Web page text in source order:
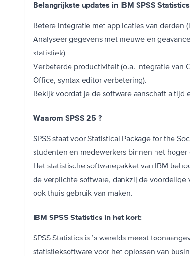
Belangrijkste updates in IBM SPSS
Betere integratie met applicaties van derden
Analyseer gegevens met nieuwe en
statistiek).
Verbeterde productiviteit (o.a. integratie van
Office, syntax editor verbetering).
Bekijk voordat je de software aanschaft altijd
Waarom SPSS 25 ?
SPSS staat voor Statistical Package for the
studenten en medewerkers binnen het hoger
Het statistische softwarepakket van IBM
de verplichte software, dankzij de voordelige
ook thuis gebruik van maken.
IBM SPSS Statistics in het kort:
SPSS Statistics is ’s werelds meest
statistieksoftware voor het oplossen van